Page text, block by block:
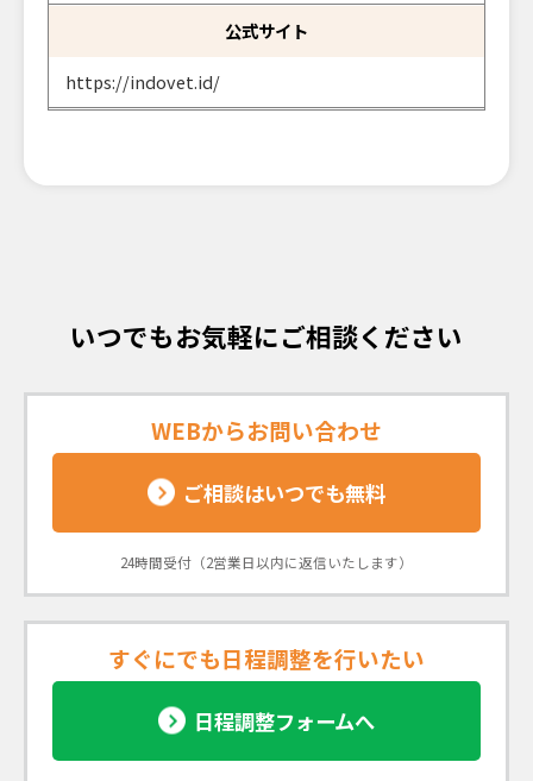
公式サイト
https://indovet.id/
いつでもお気軽にご相談ください
WEBからお問い合わせ
ご相談はいつでも無料
24時間受付（2営業日以内に返信いたします）
すぐにでも日程調整を行いたい
日程調整フォームへ